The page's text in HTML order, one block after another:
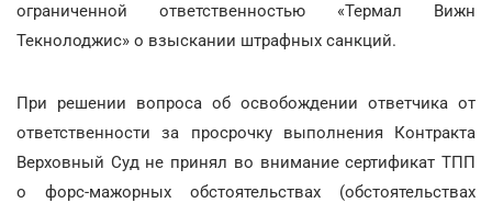
ограниченной ответственностью «Термал Вижн
Текнолоджис» о взыскании штрафных санкций.
При решении вопроса об освобождении ответчика от
ответственности за просрочку выполнения Контракта
Верховный Суд не принял во внимание сертификат ТПП
о форс-мажорных обстоятельствах (обстоятельствах